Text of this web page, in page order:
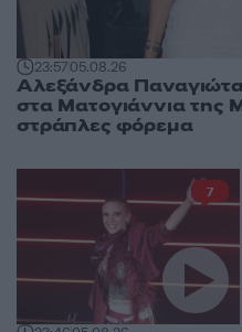
23:5705.08.26
Αλεξάνδρα
στα Ματογιάννια της
στράπλες φόρεμα
7